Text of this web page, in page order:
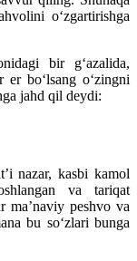
oʻzgartirishga
bir gʻazalida,
er boʻlsang oʻzingni
jahd qil deydi:
nazar, kasbi kamol
va tariqat
maʼnaviy peshvo va
bu soʻzlari bunga